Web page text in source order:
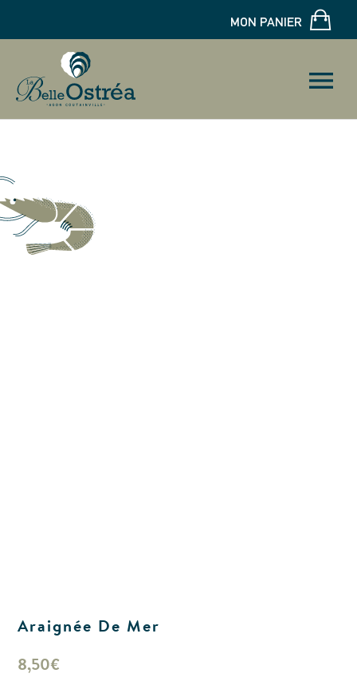
MON PANIER
Araignée De Mer
8,50€